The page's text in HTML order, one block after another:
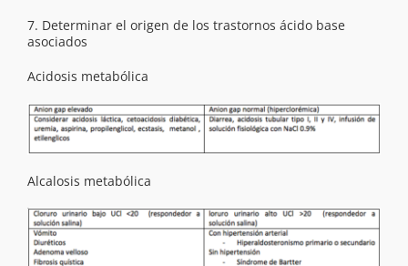
7. Determinar el origen de los trastornos ácido base
asociados
Acidosis metabólica
Alcalosis metabólica